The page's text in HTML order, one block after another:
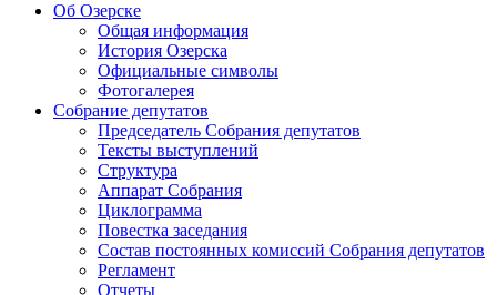
Об Озерске
Общая информация
История Озерска
Официальные символы
Фотогалерея
Собрание депутатов
Председатель Собрания депутатов
Тексты выступлений
Структура
Аппарат Собрания
Циклограмма
Повестка заседания
Состав постоянных комиссий Собрания депутатов
Регламент
Отчеты